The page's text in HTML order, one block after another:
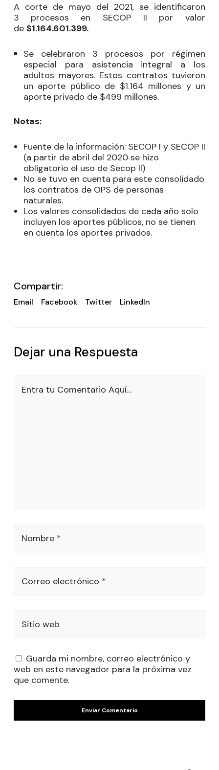
A corte de mayo del 2021, se identificaron
3
procesos en SECOP II por valor
de $1.164.601.399.
Se celebraron 3 procesos por régimen
especial para asistencia integral a los
adultos mayores. Estos contratos tuvieron
un aporte público de $1.164 millones y un
aporte privado de $499 millones.
Notas:
Fuente de la información: SECOP I y SECOP II
(a partir de abril del 2020 se hizo
obligatorio el uso de Secop II)
No se tuvo en cuenta para este consolidado
los contratos de OPS de personas
naturales.
Los valores consolidados de cada año solo
incluyen los aportes públicos, no se tienen
en cuenta los aportes privados.
Compartir:
Email Facebook Twitter LinkedIn
Dejar una Respuesta
Entra tu Comentario Aquí...
Nombre *
Correo electrónico *
Sitio web
Guarda mi nombre, correo electrónico y
web en este navegador para la próxima vez
que comente.